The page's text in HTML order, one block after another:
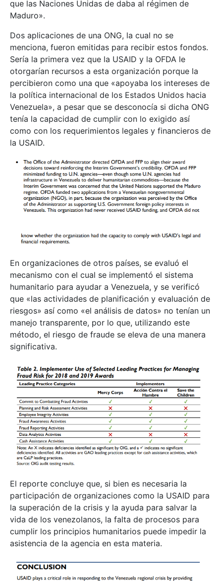
que las Naciones Unidas de daba al régimen de
Maduro».
Dos aplicaciones de una ONG, la cual no se
menciona, fueron emitidas para recibir estos fondos.
Sería la primera vez que la USAID y la OFDA le
otorgarían recursos a esta organización porque la
percibieron como una que «apoyaba los intereses de
la política internacional de los Estados Unidos hacia
Venezuela», a pesar que se desconocía si dicha ONG
tenía la capacidad de cumplir con lo exigido así
como con los requerimientos legales y financieros de
la USAID.
En organizaciones de otros países, se evaluó el
mecanismo con el cual se implementó el sistema
humanitario para ayudar a Venezuela, y se verificó
que «las actividades de planificación y evaluación de
riesgos» así como «el análisis de datos» no tenían un
manejo transparente, por lo que, utilizando este
método, el riesgo de fraude se eleva de una manera
significativa.
El reporte concluye que, si bien es necesaria la
participación de organizaciones como la USAID para
la superación de la crisis y la ayuda para salvar la
vida de los venezolanos, la falta de procesos para
cumplir los principios humanitarios puede impedir la
asistencia de la agencia en esta materia.